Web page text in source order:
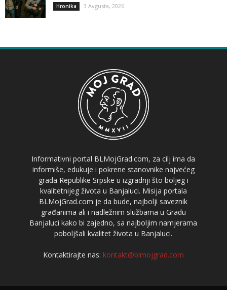
Hronika 3 Avgusta, 2026
Informativni portal BLMojGrad.com, za cilj ima da
informiše, edukuje i pokrene stanovnike najvećeg
grada Republike Srpske u izgradnji što boljeg i
kvalitetnijeg života u Banjaluci. Misija portala
BLMojGrad.com je da bude, najbolji saveznik
građanima ali i nadležnim službama u Gradu
Banjaluci kako bi zajedno, sa najboljim namjerama
poboljšali kvalitet života u Banjaluci.
Kontaktirajte nas: kontakt@blmojgrad.com